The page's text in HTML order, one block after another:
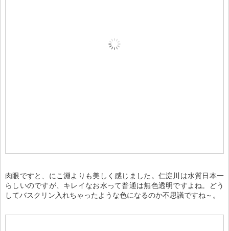
肉眼ですと、にこ淵よりも美しく感じました。仁淀川は水質日本一
らしいのですが、キレイなお水って普通は無色透明ですよね。どう
してバスクリン入れちゃったような色になるのか不思議ですね～。